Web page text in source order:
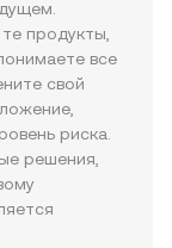
продукты,
все
свой
риска.
решения,